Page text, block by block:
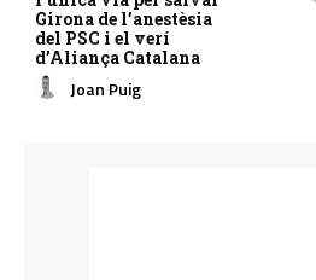
Girona de l’anestèsia
del PSC i el verí
d’Aliança Catalana
Joan Puig